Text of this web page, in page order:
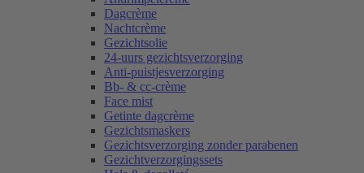
Dagcrème
Nachtcrème
Gezichtsolie
24-uurs gezichtsverzorging
Anti-puistjesverzorging
Bb- & cc-crème
Face mist
Getinte dagcrème
Gezichtsmaskers
Gezichtsverzorging zonder parabenen
Gezichtverzorgingssets